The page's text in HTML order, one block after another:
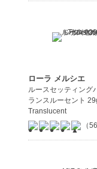
ローラ メルシエ
ルースセッティング
ランスルーセント
Translucent
（